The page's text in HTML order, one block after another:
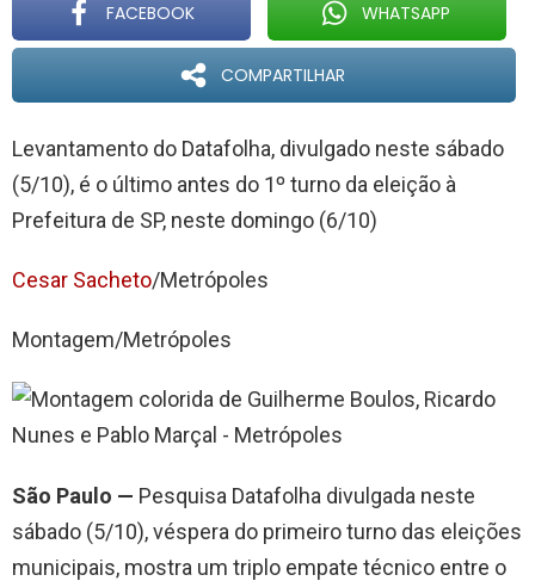
FACEBOOK WHATSAPP
COMPARTILHAR
Levantamento do Datafolha, divulgado neste sábado
(5/10), é o último antes do 1º turno da eleição à
Prefeitura de SP, neste domingo (6/10)
Cesar Sacheto/Metrópoles
Montagem/Metrópoles
São Paulo — Pesquisa Datafolha divulgada neste
sábado (5/10), véspera do primeiro turno das eleições
municipais, mostra um triplo empate técnico entre o